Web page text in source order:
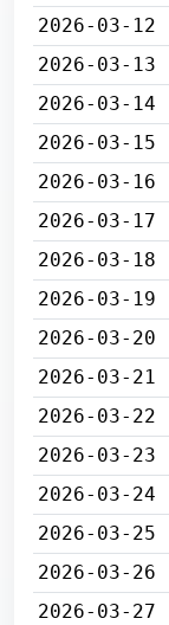
2026-03-12
2026-03-13
2026-03-14
2026-03-15
2026-03-16
2026-03-17
2026-03-18
2026-03-19
2026-03-20
2026-03-21
2026-03-22
2026-03-23
2026-03-24
2026-03-25
2026-03-26
2026-03-27